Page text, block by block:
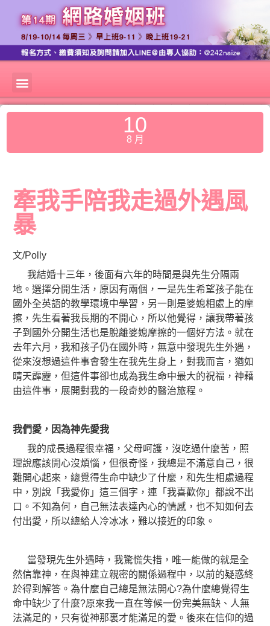
10
8 月
牽我手陪我走過外遇風
暴
文/Polly
我結婚十三年，後面有六年的時間是與先生分隔兩
地。選擇分開生活，原因有兩個，一是先生希望孩子能在
國外全英語的教學環境中學習，另一則是婆媳相處上的摩
擦，先生看著我長期的不開心，所以他覺得，讓我帶著孩
子到國外分開生活也是脫離婆媳摩擦的一個好方法。就在
去年六月，我和孩子仍在國外時，無意中發現先生外遇，
從來沒想過這件事會發生在我先生身上，對我而言，猶如
晴天霹靂，但這件事卻也成為我生命中最大的祝福，神藉
由這件事，展開對我的一段奇妙的醫治旅程。
我們愛，因為神先愛我
我的成長過程很幸福，父母呵護，沒吃過什麼苦，照
理說應該開心沒煩惱，但很奇怪，我總是不滿意自己，很
難開心起來，總覺得生命中缺少了什麼，和先生相處過程
中，別說「我愛你」這三個字，連「我喜歡你」都說不出
口。不知為何，自己無法表達內心的情感，也不知如何去
付出愛，所以總給人冷冰冰，難以接近的印象。
當發現先生外遇時，我驚慌失措，唯一能做的就是全
然信靠神，在與神建立親密的關係過程中，以前的疑惑終
於得到解答。為什麼自己總是無法開心?為什麼總覺得生
命中缺少了什麼?原來我一直在等候一份完美無缺、人無
法滿足的，只有從神那裏才能滿足的愛。後來在信仰的過